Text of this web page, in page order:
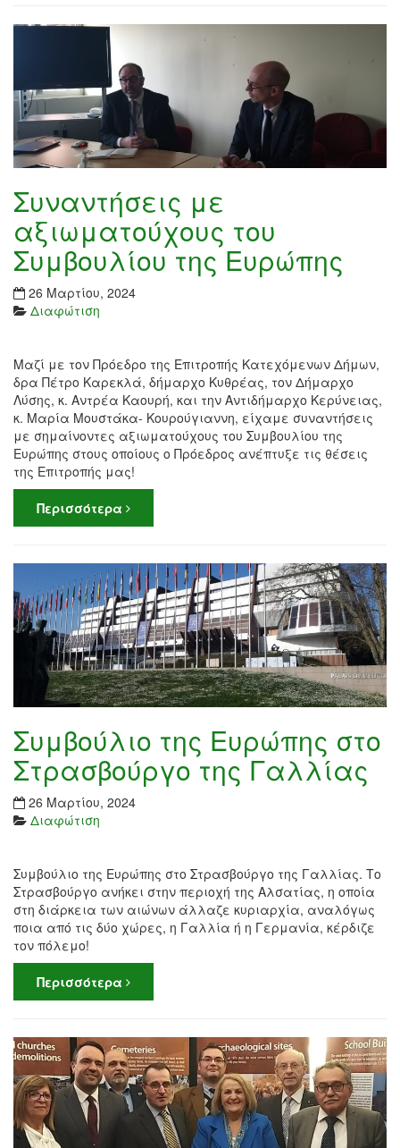
Συναντήσεις με
αξιωματούχους του
Συμβουλίου της Ευρώπης
26 Μαρτίου, 2024
Διαφώτιση
Μαζί με τον Πρόεδρο της Επιτροπής Κατεχόμενων Δήμων,
δρα Πέτρο Καρεκλά, δήμαρχο Κυθρέας, τον Δήμαρχο
Λύσης, κ. Αντρέα Καουρή, και την Αντιδήμαρχο Κερύνειας,
κ. Μαρία Μουστάκα- Κουρούγιαννη, είχαμε συναντήσεις
με σημαίνοντες αξιωματούχους του Συμβουλίου της
Ευρώπης στους οποίους ο Πρόεδρος ανέπτυξε τις θέσεις
της Επιτροπής μας!
Περισσότερα
Συμβούλιο της Ευρώπης στο
Στρασβούργο της Γαλλίας
26 Μαρτίου, 2024
Διαφώτιση
Συμβούλιο της Ευρώπης στο Στρασβούργο της Γαλλίας. Το
Στρασβούργο ανήκει στην περιοχή της Αλσατίας, η οποία
στη διάρκεια των αιώνων άλλαζε κυριαρχία, αναλόγως
ποια από τις δύο χώρες, η Γαλλία ή η Γερμανία, κέρδιζε
τον πόλεμο!
Περισσότερα